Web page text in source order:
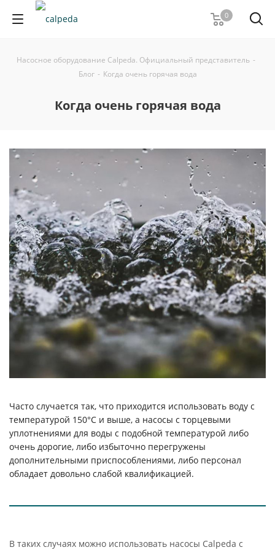
0
Насосное оборудование Calpeda. Официальный представитель -
Блог - Когда очень горячая вода
Когда очень горячая вода
Часто случается так, что приходится использовать воду с
температурой 150°C и выше, а насосы с торцевыми
уплотнениями для воды с подобной температурой либо
очень дорогие, либо избыточно перегружены
дополнительными приспособлениями, либо персонал
обладает довольно слабой квалификацией.
В таких случаях можно использовать насосы Calpeda c